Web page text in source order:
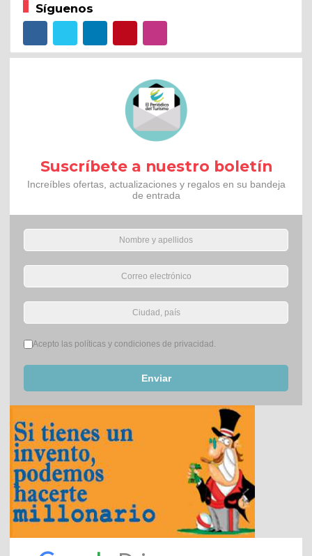
Síguenos
Suscríbete a nuestro boletín
Increíbles ofertas, actualizaciones y regalos en su bandeja
de entrada
Términos del servicio*
Acepto las políticas y condiciones de privacidad.
Enviar